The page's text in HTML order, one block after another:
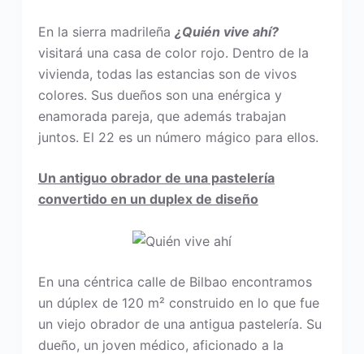
En la sierra madrileña ¿Quién vive ahí?
visitará una casa de color rojo. Dentro de la
vivienda, todas las estancias son de vivos
colores. Sus dueños son una enérgica y
enamorada pareja, que además trabajan
juntos. El 22 es un número mágico para ellos.
Un antiguo obrador de una pastelería
convertido en un duplex de diseño
En una céntrica calle de Bilbao encontramos
un dúplex de 120 m² construido en lo que fue
un viejo obrador de una antigua pastelería. Su
dueño, un joven médico, aficionado a la